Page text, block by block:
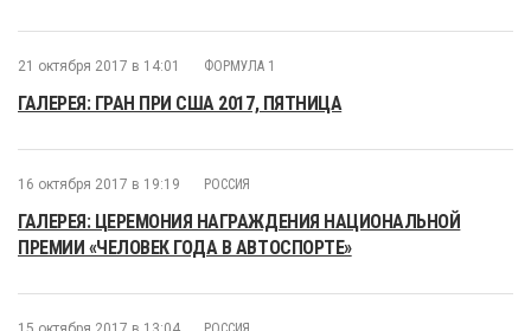
21 октября 2017 в 14:01 ФОРМУЛА 1
ГАЛЕРЕЯ: ГРАН ПРИ США 2017, ПЯТНИЦА
16 октября 2017 в 19:19 РОССИЯ
ГАЛЕРЕЯ: ЦЕРЕМОНИЯ НАГРАЖДЕНИЯ НАЦИОНАЛЬНОЙ
ПРЕМИИ «ЧЕЛОВЕК ГОДА В АВТОСПОРТЕ»